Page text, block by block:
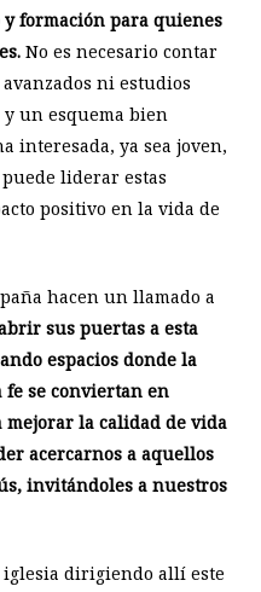
y formación para quienes
No es necesario contar
ni estudios
y un esquema bien
interesada, ya sea joven,
liderar estas
positivo en la vida de
hacen un llamado a
sus puertas a esta
espacios donde la
fe se conviertan en
la calidad de vida
acercarnos a aquellos
invitándoles a nuestros
dirigiendo allí este